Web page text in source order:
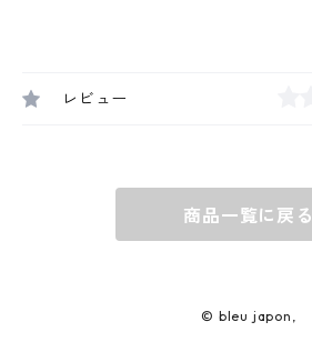
レビュー
商品一覧に戻る
© bleu japon,